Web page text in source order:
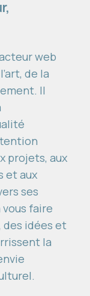
web
de la
Il
projets, aux
et aux
ses
faire
idées et
la